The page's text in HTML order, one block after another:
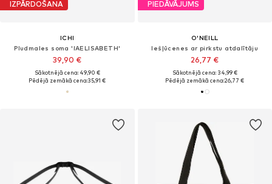
IZPĀRDOŠANA
ICHI
Pludmales soma 'IAELISABETH'
39,90 €
Sākotnējā cena: 49,90 €
Pēdējā zemākā cena:35,91 €
PIEDĀVĀJUMS
O'NEILL
Iešļūcenes ar pirkstu atdalītāju
26,77 €
Sākotnējā cena: 34,99 €
Pēdējā zemākā cena:26,77 €